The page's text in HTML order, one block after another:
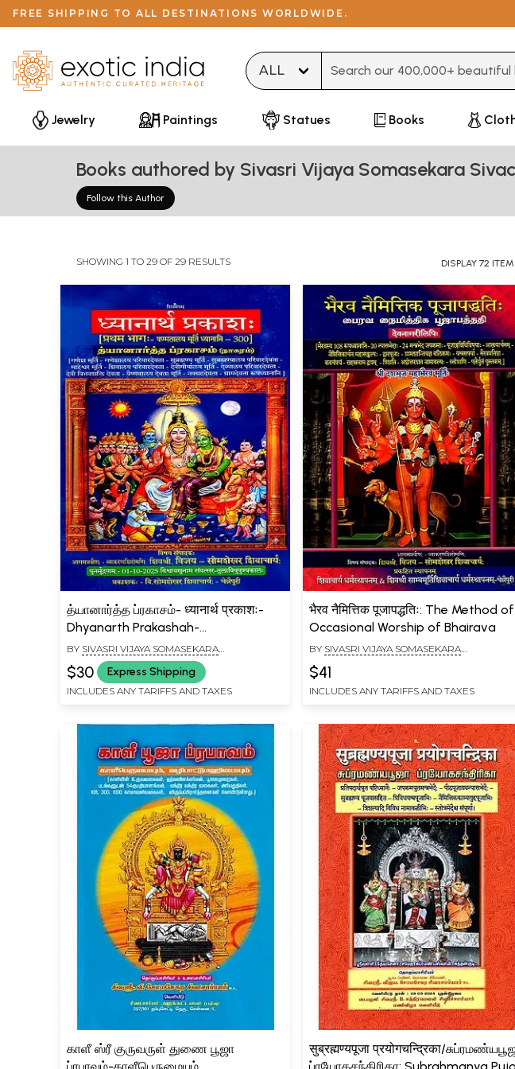
FREE SHIPPING TO ALL DESTINATIONS WORLDWIDE.
Jewelry Paintings Statues Books
Books authored by Sivasri Vijaya Somasekara
Follow this Author
SHOWING 1 TO 29 OF 29 RESULTS DISPLAY 72
த்யானார்த்த ப்ரகாசம்- ध्यानार्थ प्रकाशः-
Dhyanarth Prakashah-
Shanmatalaya Murti Dhyanani- 300
(Vol-1)
BY SIVASRI VIJAYA SOMASEKARA
SIVACHARIYAR
$30 Express Shipping
INCLUDES ANY TARIFFS AND TAXES
भैरव नैमित्तिक पूजापद्धतिः: The Method of
Occasional Worship of Bhairava
BY SIVASRI VIJAYA SOMASEKARA
$41
INCLUDES ANY TARIFFS AND TAXES
காளீ ஸ்ரீ குருவருள் துணை பூஜா
सुब्रह्मण्यपूजा प्रयोगचन्द्रिका/